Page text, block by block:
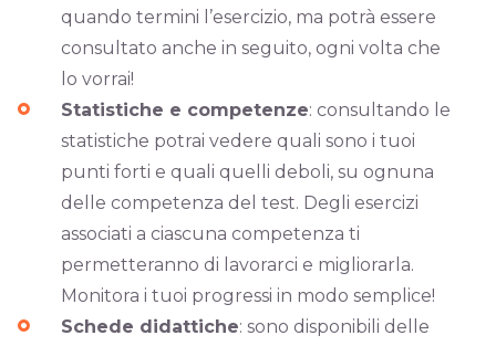
quando termini l’esercizio, ma potrà essere
consultato anche in seguito, ogni volta che
lo vorrai!
Statistiche e competenze: consultando le
statistiche potrai vedere quali sono i tuoi
punti forti e quali quelli deboli, su ognuna
delle competenza del test. Degli esercizi
associati a ciascuna competenza ti
permetteranno di lavorarci e migliorarla.
Monitora i tuoi progressi in modo semplice!
Schede didattiche: sono disponibili delle